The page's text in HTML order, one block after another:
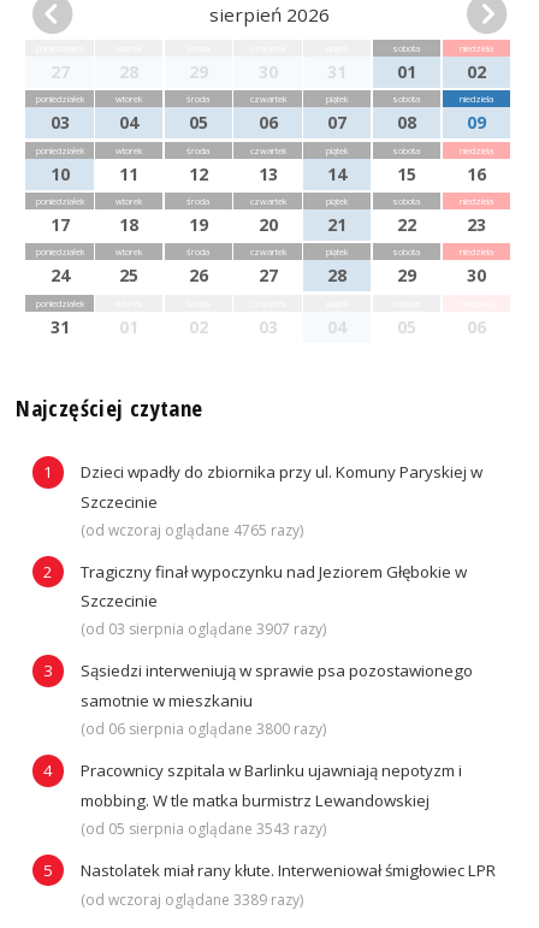
sierpień 2026
27 28 29 30 31
sobota
01
niedziela
02
poniedziałek
03
wtorek
04
środa
05
czwartek
06
piątek
07
sobota
08
niedziela
09
poniedziałek
10
wtorek
11
środa
12
czwartek
13
piątek
14
sobota
15
niedziela
16
poniedziałek
17
wtorek
18
środa
19
czwartek
20
piątek
21
sobota
22
niedziela
23
poniedziałek
24
wtorek
25
środa
26
czwartek
27
piątek
28
sobota
29
niedziela
30
poniedziałek
31 01 02 03 04 05 06
Najczęściej czytane
Dzieci wpadły do zbiornika przy ul. Komuny Paryskiej w
Szczecinie
(od wczoraj oglądane 4765 razy)
Tragiczny finał wypoczynku nad Jeziorem Głębokie w
Szczecinie
(od 03 sierpnia oglądane 3907 razy)
Sąsiedzi interweniują w sprawie psa pozostawionego
samotnie w mieszkaniu
(od 06 sierpnia oglądane 3800 razy)
Pracownicy szpitala w Barlinku ujawniają nepotyzm i
mobbing. W tle matka burmistrz Lewandowskiej
(od 05 sierpnia oglądane 3543 razy)
Nastolatek miał rany kłute. Interweniował śmigłowiec LPR
(od wczoraj oglądane 3389 razy)